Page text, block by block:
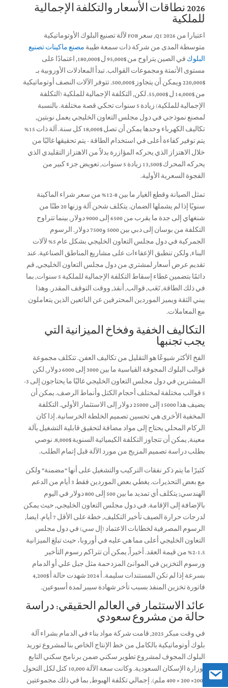
2026 نطاقات الأسعار والتكلفة الإجمالية
للملكية
اعتبارا من Q1 2026, سعر FOB لآلة تصنيع البلوك الأوتوماتيكية
متوسطة المدى من شركة ذات سمعة طيبة مصنع ماكينات تصنيع
البلوك
في الصين يتراوح من $95,000 ل $180,000, اعتمادًا على
مستوى الأتمتة ومجموعات القوالب. تبدأ المعادلات الأوروبية بـ
$220,000 ويمكن أن يتجاوز $500,000. تتوفر الآلات النصف أوتوماتيكية
من $14,000 ل $55,000. لكن, التكلفة الإجمالية للملكية (التكلفة
الإجمالية للملكية) زيادة 5 سنوات تحكي قصة مختلفة. بالنسبة
لمصنع نموذجي في دول مجلس التعاون الخليجي يعمل نوبتين,
تكاليف الكهرباء وحدها يمكن أن تصل $18,000 كل سنة. آلة ذات 15%
يتم توفير كفاءة أعلى في استخدام الطاقة - يتم تحقيقها غالبًا من
خلال الاهتزاز الذي يحركه المؤازرة بدلاً من الاهتزاز التقليدي الذي
يحركه المحرك $13,500 زيادة 5 سنوات, تعويض جزء كبير من
الفجوة السعرية الأولية.
تمثل الصيانة وقطع الغيار ما بين 8-12% من سعر شراء الماكينة
سنويًا إذا لم يشملها الضمان. يتكلف شحن آلة وزنها 20 طنًا من
شنغهاي إلى جدة ما يقرب من 6500 إلى 9000 دولار, بينما تتراوح
التكلفة من بوسان إلى دبي بين 5000 و7500 دولار. الرسوم
الجمركية في دول مجلس التعاون الخليجي بشكل عام 5% لآلات
البناء, ولكن تنطبق الإعفاءات على مشاريع المناطق الصناعية. عند
تقديم عرض أسعار لمشتري من دول مجلس التعاون الخليجي, قم
دائمًا بتضمين غطاء إسقاط التكلفة الإجمالية للملكية 5 سنوات, بما
في ذلك الطاقة, تَعَب, قوالب, أنقذ, ووقت التوقف المقدر. وهذا
يبني الثقة ويميز الموردين المحترفين عن البائعين الذين يتعاملون
مع المعاملات.
التكاليف الخفية وفخاخ الميزانية التي
يجب تجنبها
الفخ الأكثر شيوعًا هو التقليل من تكاليف العفن. تتكلف مجموعة
قوالب البلوك المجوفة القياسية ما بين 3000 إلى 6000 دولار, لكن
المشترين في دول مجلس التعاون الخليجي غالبًا ما يحتاجون إلى 3-
5 قوالب مختلفة لمختلف أحجام الكتل وأنماط الرصف. يمكن أن
يضيف هذا 15000 إلى 25000 دولار إلى الاستثمار الأولي. التكلفة
المخفية الأخرى هي تحسين تصميم الخلطة الخرسانية. إذا كان
الركام المحلي يحتاج إلى مواد مضافة لتحقيق قابلية التشغيل بآلة
معينة, يمكن أن تتجاوز التكلفة الكيميائية السنوية $8,000. نوصي
بطلب دراسة تصميم المزيج من مورد الآلة قبل إتمام الطلب.
كثيرًا ما يتم ذكر نفقات التركيب والتشغيل على أنها "مضمنة" ولكن
مع بعض التحذيرات. يغطي بعض الموردين فقط 3 أيام من الدعم
الهندسي; يتكلف أي تمديد ما بين 500 إلى 800 دولار في اليوم
بالإضافة إلى الإقامة. في دول مجلس التعاون الخليجي, حيث يمكن
لدرجات حرارة الصيف تأخير التكليف, خطة على الأقل 7 أيام. ايضا,
الرسوم المصرفية لخطابات الاعتماد (إل سي) في دول مجلس
التعاون الخليجي أعلى مما هي عليه في أوروبا، حيث تبلغ الميزانية
1.5-2% من قيمة العقد. أخيراً, يمكن أن تتراكم رسوم التأخير
ورسوم التخزين في الموانئ المزدحمة مثل جبل علي أو الدمام
بسرعة إذا لم تكن المستندات سليمة. أ 2024 شهدت حالة أ $4,200
فاتورة تخزين المنفذ بسبب تأخر شهادة سيبر لمدة أسبوعين.
عائد الاستثمار في العالم الحقيقي: دراسة
حالة من مشروع سعودي
في وقت مبكر 2025, قامت شركة مواد بناء في الدمام بشراء آلة
بلوك أوتوماتيكية بالكامل من خط الإنتاج الخاص بنا لمشروع توريد
البلوك المجوف لمشروع تطوير سكني ضمن برنامج سكني التابع
لوزارة الإسكان السعودية. وكانت سعة الآلة 10,000 كتل لكل التحول
(200× 200 × 400 ملم). إجمالي تكلفة الهبوط, بما في ذلك مجموعتين